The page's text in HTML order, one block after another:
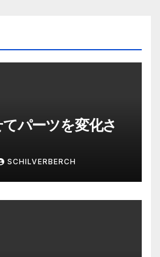
パーツを変化さ
SCHILVERBERCH